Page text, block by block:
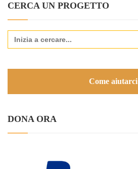
CERCA UN PROGETTO
Search
for:
Come aiutarci
DONA ORA